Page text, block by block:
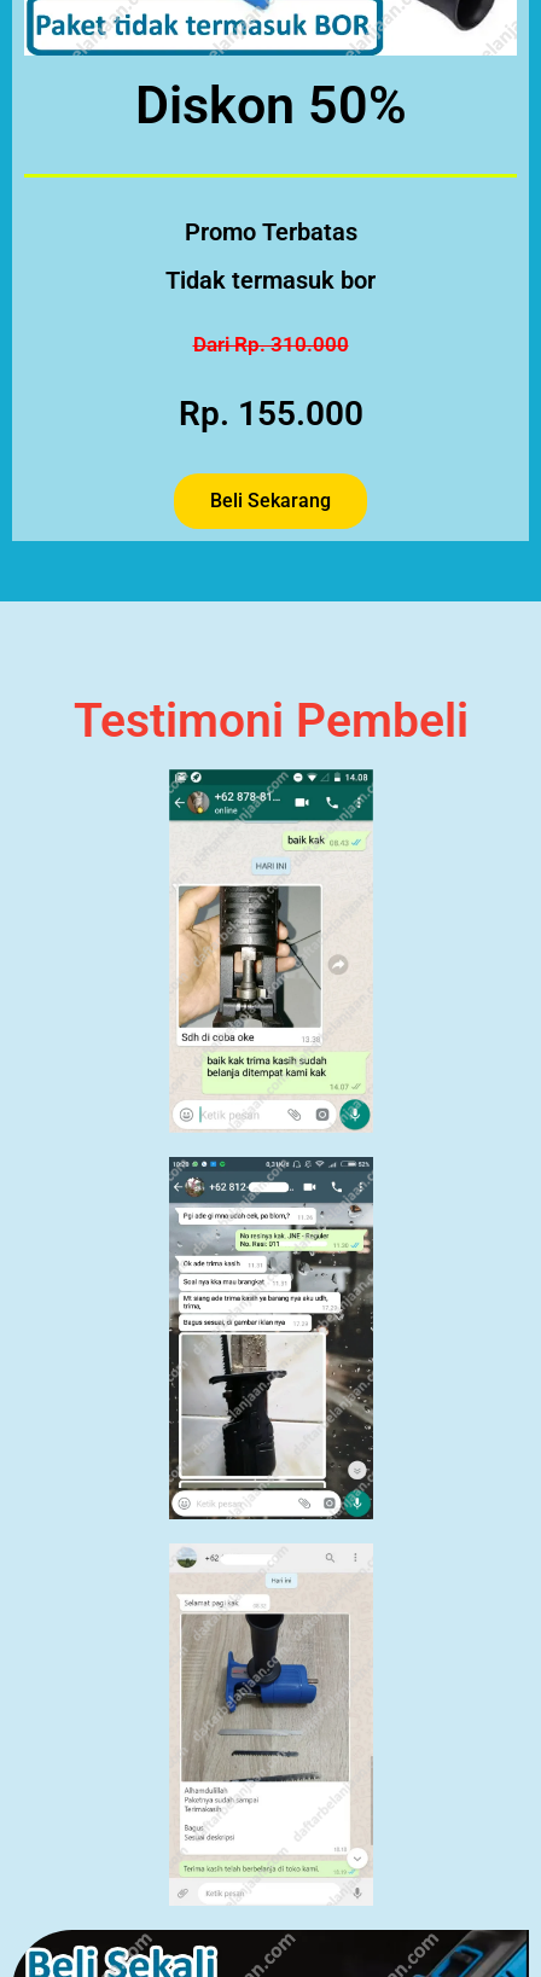
Diskon 50%
Promo Terbatas
Tidak termasuk bor
Dari Rp. 310.000
Rp. 155.000
Beli Sekarang
Testimoni Pembeli